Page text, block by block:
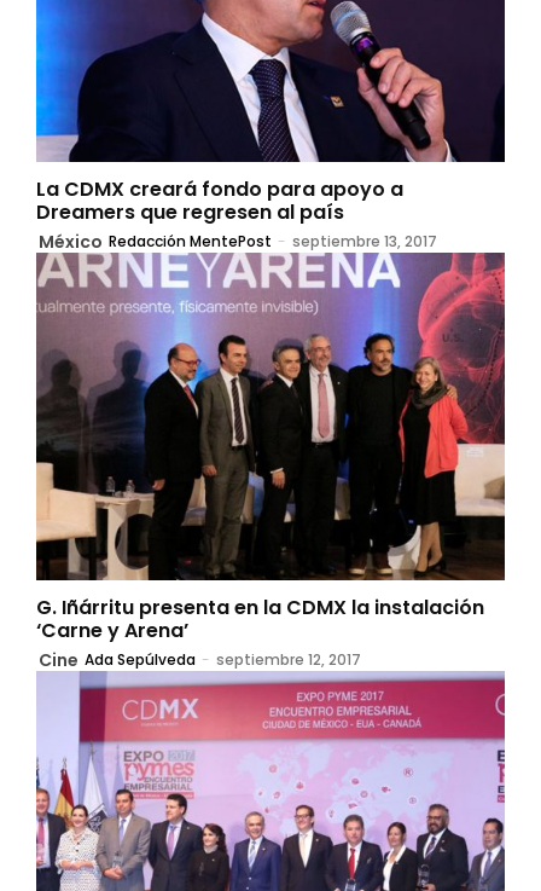
La CDMX creará fondo para apoyo a
Dreamers que regresen al país
México Redacción MentePost - septiembre 13, 2017
G. Iñárritu presenta en la CDMX la instalación
‘Carne y Arena’
Cine Ada Sepúlveda - septiembre 12, 2017